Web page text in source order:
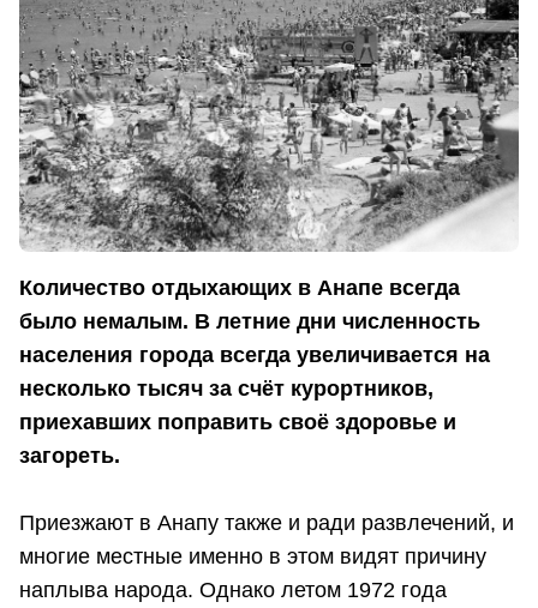
Количество отдыхающих в Анапе всегда
было немалым. В летние дни численность
населения города всегда увеличивается на
несколько тысяч за счёт курортников,
приехавших поправить своё здоровье и
загореть.
Приезжают в Анапу также и ради развлечений, и
многие местные именно в этом видят причину
наплыва народа. Однако летом 1972 года